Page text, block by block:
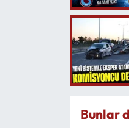
Bunlar